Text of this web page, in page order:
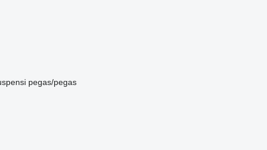
pegas/pegas